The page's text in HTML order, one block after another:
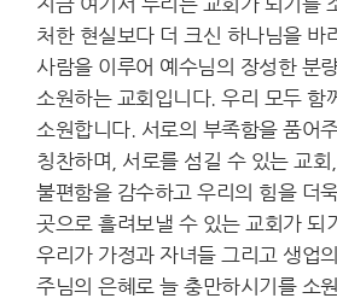
처한 현실보다 더 크신 하나님을 바
사람을 이루어 예수님의 장성한 분
소원하는 교회입니다. 우리 모두 함
소원합니다. 서로의 부족함을 품어
칭찬하며, 서로를 섬길 수 있는 교회
불편함을 감수하고 우리의 힘을 더
곳으로 흘려보낼 수 있는 교회가 되
우리가 가정과 자녀들 그리고 생업
주님의 은혜로 늘 충만하시기를 소